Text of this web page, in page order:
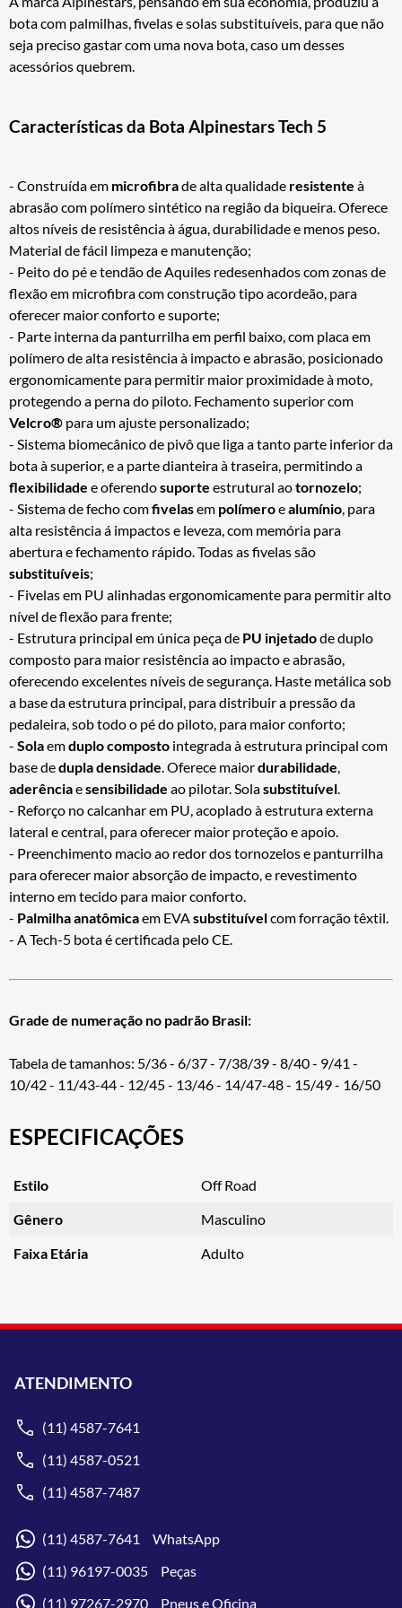
bota com palmilhas, fivelas e solas substituíveis, para que não
seja preciso gastar com uma nova bota, caso um desses
acessórios quebrem.
Características da Bota Alpinestars Tech 5
- Construída em microfibrade alta qualidade resistente à
abrasão com polímero sintético na região da biqueira. Oferece
altos níveis de resistência à água, durabilidade e menos peso.
Material de fácil limpeza e manutenção;
- Peito do pé e tendão de Aquiles redesenhados com zonas de
flexão em microfibra com construção tipo acordeão, para
oferecer maior conforto e suporte;
- Parte interna da panturrilha em perfil baixo, com placa em
polímero de alta resistência à impacto e abrasão, posicionado
ergonomicamente para permitir maior proximidade à moto,
protegendo a perna do piloto. Fechamento superior com
Velcro® para um ajuste personalizado;
- Sistema biomecânico de pivô que liga a tanto parte inferior da
bota à superior, e a parte dianteira à traseira, permitindo a
flexibilidade e oferendosuporte estrutural aotornozelo;
- Sistema de fecho comfivelasem polímeroealumínio, para
alta resistência á impactos e leveza, com memória para
abertura e fechamento rápido. Todas as fivelas são
substituíveis;
- Fivelas em PU alinhadas ergonomicamente para permitir alto
nível de flexão para frente;
- Estrutura principal em única peça de PU injetadode duplo
composto para maior resistência ao impacto e abrasão,
oferecendo excelentes níveis de segurança. Haste metálica sob
a base da estrutura principal, para distribuir a pressão da
pedaleira, sob todo o pé do piloto, para maior conforto;
- Solaemduplo composto integrada à estrutura principal com
base dedupla densidade. Oferece maiordurabilidade,
aderênciaesensibilidade ao pilotar. Solasubstituível.
- Reforço no calcanhar em PU, acoplado à estrutura externa
lateral e central, para oferecer maior proteção e apoio.
- Preenchimento macio ao redor dos tornozelos e panturrilha
para oferecer maior absorção de impacto, e revestimento
interno em tecido para maior conforto.
- Palmilha anatômicaem EVAsubstituívelcom forração têxtil.
- A Tech-5 bota é certificada pelo CE.
Grade de numeração no padrão Brasil:
Tabela de tamanhos: 5/36 - 6/37 - 7/38/39 - 8/40 - 9/41 -
10/42 - 11/43-44 - 12/45 - 13/46 - 14/47-48 - 15/49 - 16/50
ESPECIFICAÇÕES
Estilo Off Road
Gênero Masculino
Faixa Etária Adulto
ATENDIMENTO
(11) 4587-7641
(11) 4587-0521
(11) 4587-7487
(11) 4587-7641 WhatsApp
(11) 96197-0035 Peças
(11) 97267-2970 Pneus e Oficina